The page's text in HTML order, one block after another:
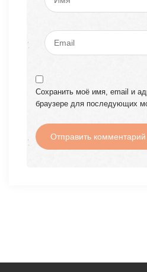
Сохранить моё имя, email и
браузере для последующих